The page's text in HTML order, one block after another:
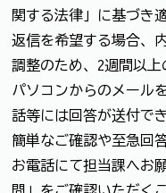
関する法律」に基づき
返信を希望する場合、
調整のため、2週間以上
パソコンからのメール
話等には回答が送付で
簡単なご確認や至急回
お電話にて担当課へお
問」をご確認いただく